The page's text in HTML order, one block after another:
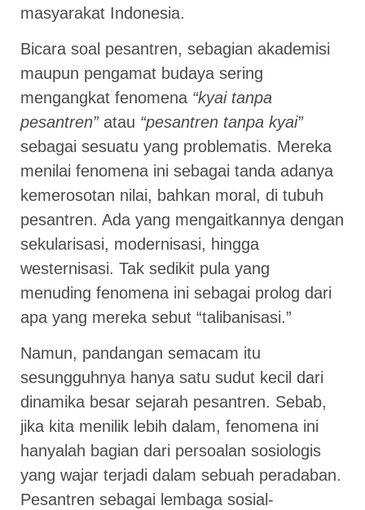
masyarakat Indonesia.
Bicara soal pesantren, sebagian akademisi
maupun pengamat budaya sering
mengangkat fenomena “kyai tanpa
pesantren”atau “pesantren tanpa kyai”
sebagai sesuatu yang problematis. Mereka
menilai fenomena ini sebagai tanda adanya
kemerosotan nilai, bahkan moral, di tubuh
pesantren. Ada yang mengaitkannya dengan
sekularisasi, modernisasi, hingga
westernisasi. Tak sedikit pula yang
menuding fenomena ini sebagai prolog dari
apa yang mereka sebut “talibanisasi.”
Namun, pandangan semacam itu
sesungguhnya hanya satu sudut kecil dari
dinamika besar sejarah pesantren. Sebab,
jika kita menilik lebih dalam, fenomena ini
hanyalah bagian dari persoalan sosiologis
yang wajar terjadi dalam sebuah peradaban.
Pesantren sebagai lembaga sosial-